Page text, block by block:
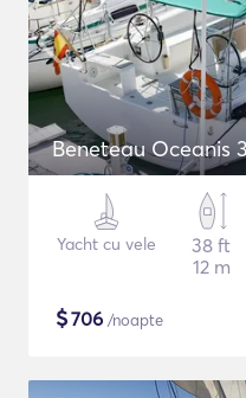
Beneteau Oceanis
Yacht cu vele
38 ft
12 m
$706 /noapte